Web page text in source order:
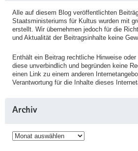
Alle auf diesem Blog veröffentlichten
Staatsministeriums für Kultus wurden mit
erstellt. Wir übernehmen jedoch für die
und Aktualität der Beitragsinhalte keine
Enthält ein Beitrag rechtliche Hinweise
diese unverbindlich und begründen keine
einen Link zu einem anderen
Verantwortung für die Inhalte dieses
Archiv
Archiv